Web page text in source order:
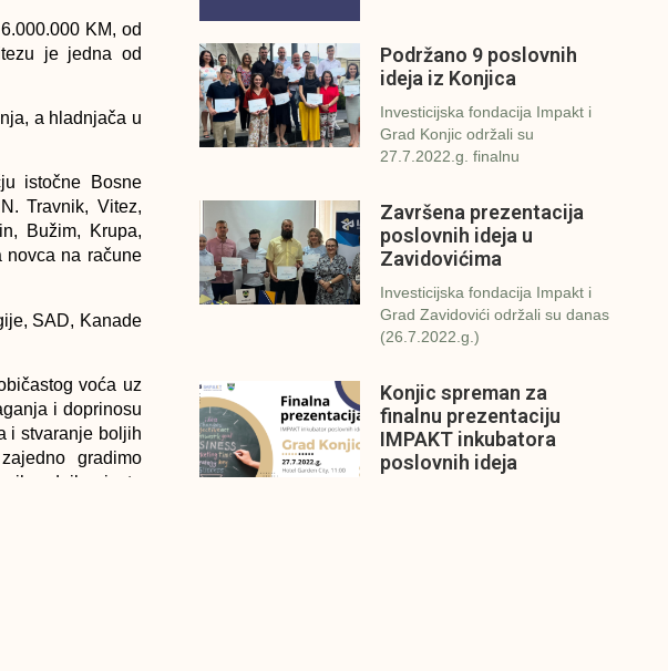
KM, od
je jedna od
a hladnjača u
istočne Bosne
Travnik, Vitez,
Bužim, Krupa,
novca na račune
SAD, Kanade
voća uz
i doprinosu
i stvaranje boljih
gradimo
radnih mjesta
Podržano 9 poslovnih
ideja iz Konjica
Investicijska fondacija Impakt i
Grad Konjic održali su
27.7.2022.g. finalnu
Završena prezentacija
poslovnih ideja u
Zavidovićima
Investicijska fondacija Impakt i
Grad Zavidovići održali su danas
(26.7.2022.g.)
Konjic spreman za
finalnu prezentaciju
IMPAKT inkubatora
poslovnih ideja